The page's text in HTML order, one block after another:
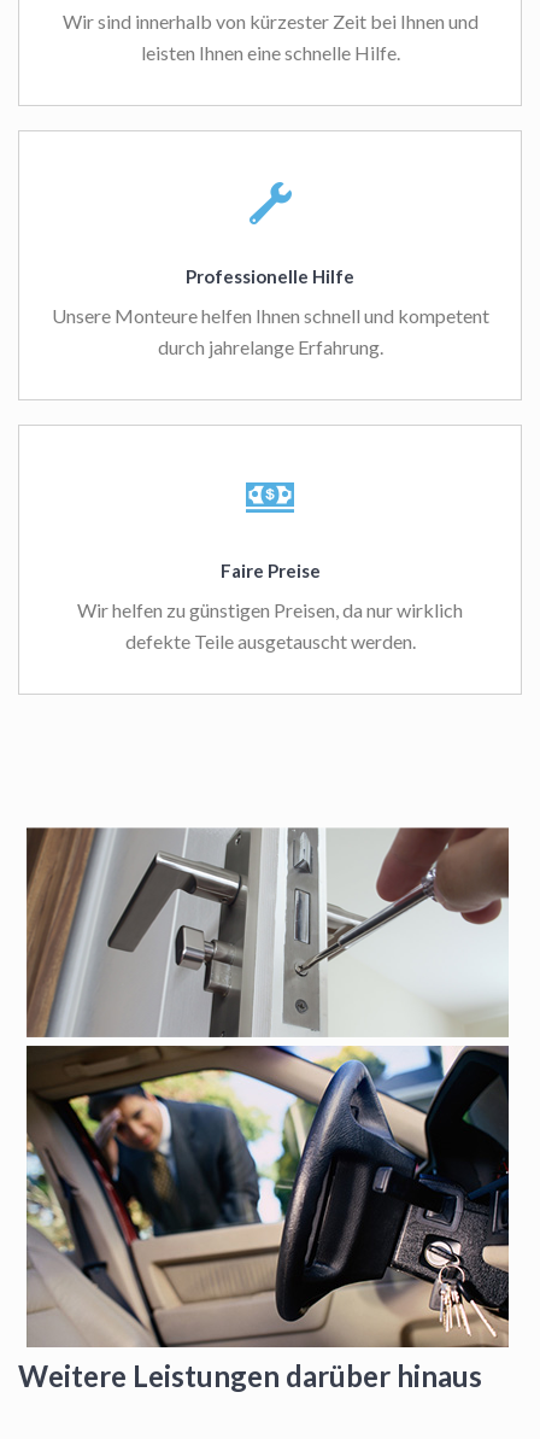
Wir sind innerhalb von kürzester Zeit bei Ihnen und
leisten Ihnen eine schnelle Hilfe.
Professionelle Hilfe
Unsere Monteure helfen Ihnen schnell und kompetent
durch jahrelange Erfahrung.
Faire Preise
Wir helfen zu günstigen Preisen, da nur wirklich
defekte Teile ausgetauscht werden.
Weitere Leistungen darüber hinaus